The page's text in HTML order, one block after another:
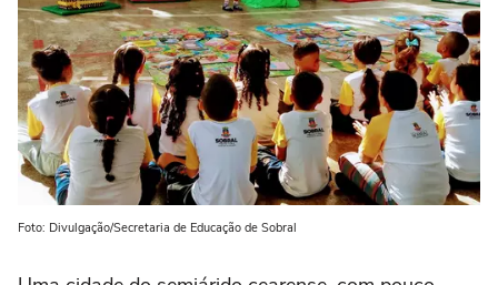
Foto: Divulgação/Secretaria de Educação de Sobral